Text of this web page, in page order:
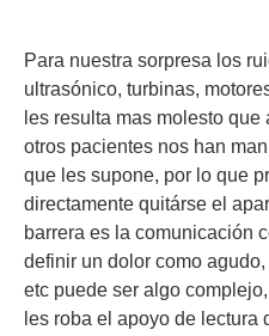
Para nuestra sorpresa los
ultrasónico, turbinas,
les resulta mas molesto
otros pacientes nos han
que les supone, por lo que
directamente quitárse el
barrera es la comunicación
definir un dolor como
etc puede ser algo
les roba el apoyo de lectura